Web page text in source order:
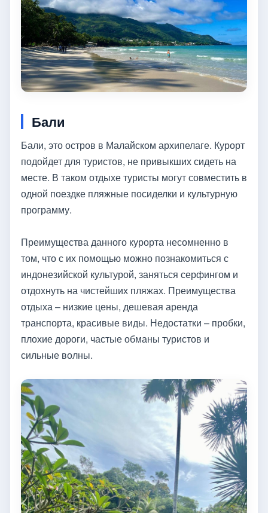
Бали
Бали, это остров в Малайском архипелаге. Курорт
подойдет для туристов, не привыкших сидеть на
месте. В таком отдыхе туристы могут совместить в
одной поездке пляжные посиделки и культурную
программу.
Преимущества данного курорта несомненно в
том, что с их помощью можно познакомиться с
индонезийской культурой, заняться серфингом и
отдохнуть на чистейших пляжах. Преимущества
отдыха – низкие цены, дешевая аренда
транспорта, красивые виды. Недостатки – пробки,
плохие дороги, частые обманы туристов и
сильные волны.